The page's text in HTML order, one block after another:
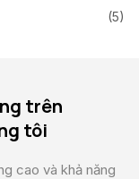
(5)
trên
tôi
cao và khả năng